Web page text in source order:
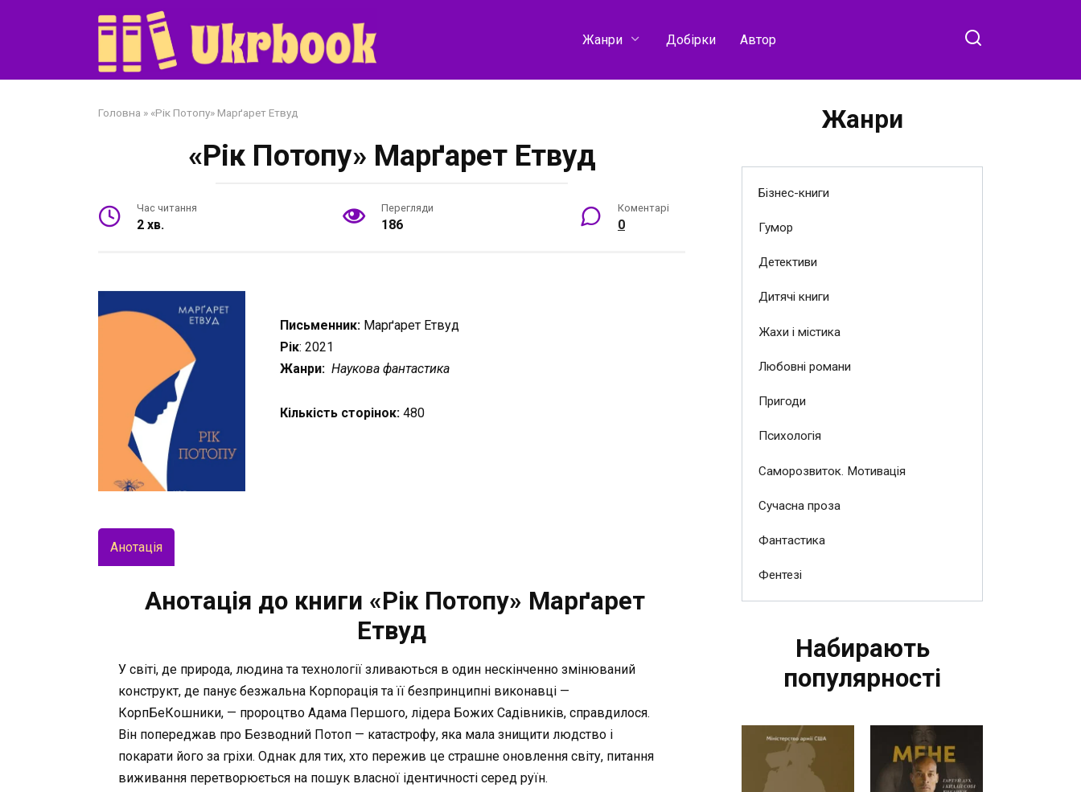
Жанри Добірки Автор
Головна » «Рік Потопу» Марґарет Етвуд
«Рік Потопу» Марґарет Етвуд
Час читання
2 хв.
Перегляди
186
Коментарі
0
Письменник: Марґарет Етвуд
Рік: 2021
Жанри: Наукова фантастика
Кількість сторінок: 480
Анотація
Анотація до книги «Рік Потопу» Марґарет
Етвуд
У світі, де природа, людина та технології зливаються в один нескінченно змінюваний
конструкт, де панує безжальна Корпорація та її безпринципні виконавці —
КорпБеКошники, — пророцтво Адама Першого, лідера Божих Садівників, справдилося.
Він попереджав про Безводний Потоп — катастрофу, яка мала знищити людство і
покарати його за гріхи. Однак для тих, хто пережив це страшне оновлення світу, питання
виживання перетворюється на пошук власної ідентичності серед руїн.
Жанри
Бізнес-книги
Гумор
Детективи
Дитячі книги
Жахи і містика
Любовні романи
Пригоди
Психологія
Саморозвиток. Мотивація
Сучасна проза
Фантастика
Фентезі
Набирають
популярності